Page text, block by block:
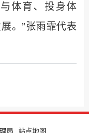
体育、投身体
。”张雨霏代表
局 站点地图